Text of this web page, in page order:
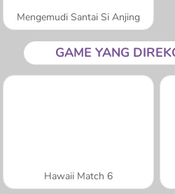
Mengemudi Santai Si Anjing
GAME YANG
Hawaii Match 6